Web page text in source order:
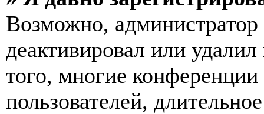
Возможно,
деактивировал или
того, многие
пользователей,